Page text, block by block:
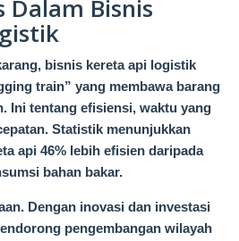
Dalam Bisnis
bisnis kereta api logistik
train” yang membawa barang
Ini tentang efisiensi, waktu yang
Statistik menunjukkan
api 46% lebih efisien daripada
bahan bakar.
Dengan inovasi dan investasi
pengembangan wilayah